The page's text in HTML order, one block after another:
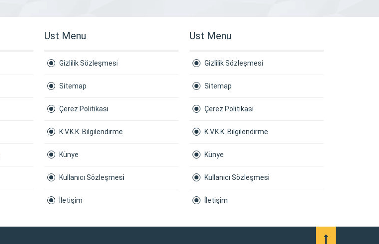
Ust Menu
Gizlilik Sözleşmesi
Sitemap
Çerez Politikası
K.V.K.K. Bilgilendirme
Künye
Kullanıcı Sözleşmesi
İletişim
Ust Menu
Gizlilik Sözleşmesi
Sitemap
Çerez Politikası
K.V.K.K. Bilgilendirme
Künye
Kullanıcı Sözleşmesi
İletişim